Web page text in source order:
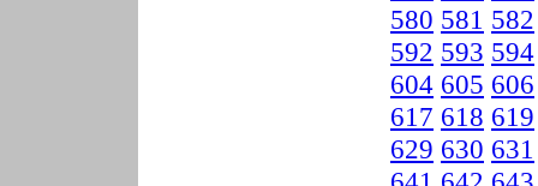
580 581 582
592 593 594
604 605 606
617 618 619
629 630 631